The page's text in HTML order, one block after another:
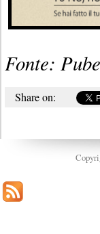
Fonte:
Share on: